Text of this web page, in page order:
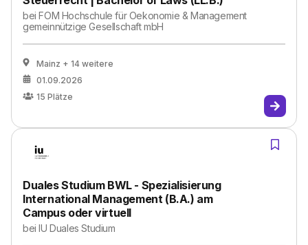
beiFOM Hochschule für Oekonomie & Management
gemeinnützige Gesellschaft mbH
Mainz + 14 weitere
01.09.2026
15 Plätze
Duales Studium BWL - Spezialisierung
International Management (B.A.) am
Campus oder virtuell
beiIU Duales Studium